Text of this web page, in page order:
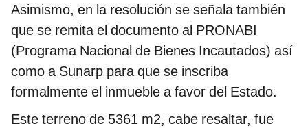
Asimismo, en la resolución se señala también
que se remita el documento al PRONABI
(Programa Nacional de Bienes Incautados) así
como a Sunarp para que se inscriba
formalmente el inmueble a favor del Estado.
Este terreno de 5361 m2, cabe resaltar, fue